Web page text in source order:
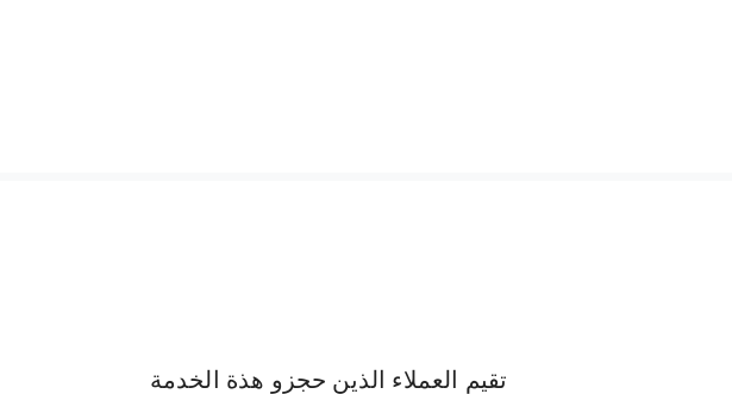
تقيم العملاء الذين حجزو هذة الخدمة